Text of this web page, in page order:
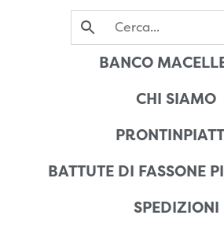
BANCO
CHI SIAMO
BATTUTE DI FASSONE
SPEDIZIONI